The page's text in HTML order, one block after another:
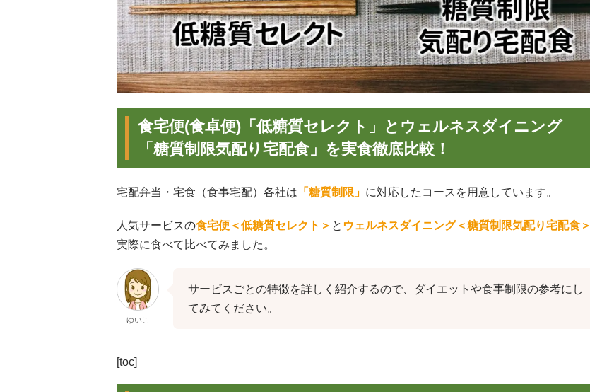
食宅便(食卓便)「低糖質セレクト」とウェルネスダイニング
「糖質制限気配り宅配食」を実食徹底比較！
宅配弁当・宅食（食事宅配）各社は 「糖質制限」 に対応したコースを用意しています。
人気サービスの食宅便＜低糖質セレクト＞ と ウェルネスダイニング＜糖質制限気配り宅配食＞
実際に食べて比べてみました。
ゆいこ
サービスごとの特徴を詳しく紹介するので、ダイエットや食事制限の参考にし
てみてください。
[toc]